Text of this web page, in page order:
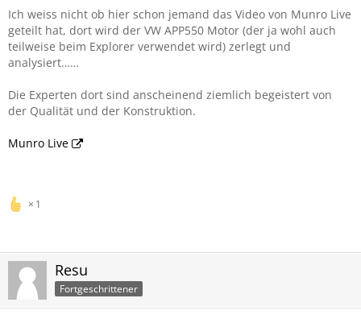
Ich weiss nicht ob hier schon jemand das Video von Munro Live
geteilt hat, dort wird der VW APP550 Motor (der ja wohl auch
teilweise beim Explorer verwendet wird) zerlegt und
analysiert……
Die Experten dort sind anscheinend ziemlich begeistert von
der Qualität und der Konstruktion.
Munro Live
1
Resu
Fortgeschrittener